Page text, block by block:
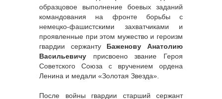
образцовое выполнение боевых заданий
командования на фронте борьбы с
немецко-фашистскими захватчиками и
проявленные при этом мужество и героизм
гвардии сержанту Баженову Анатолию
Васильевичу присвоено звание Героя
Советского Союза с вручением ордена
Ленина и медали «Золотая Звезда».
После войны гвардии старший сержант